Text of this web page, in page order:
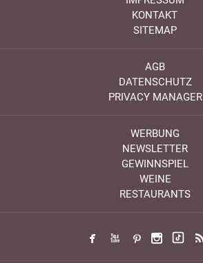
KONTAKT
SITEMAP
AGB
DATENSCHUTZ
PRIVACY MANAGER
WERBUNG
NEWSLETTER
GEWINNSPIEL
WEINE
RESTAURANTS